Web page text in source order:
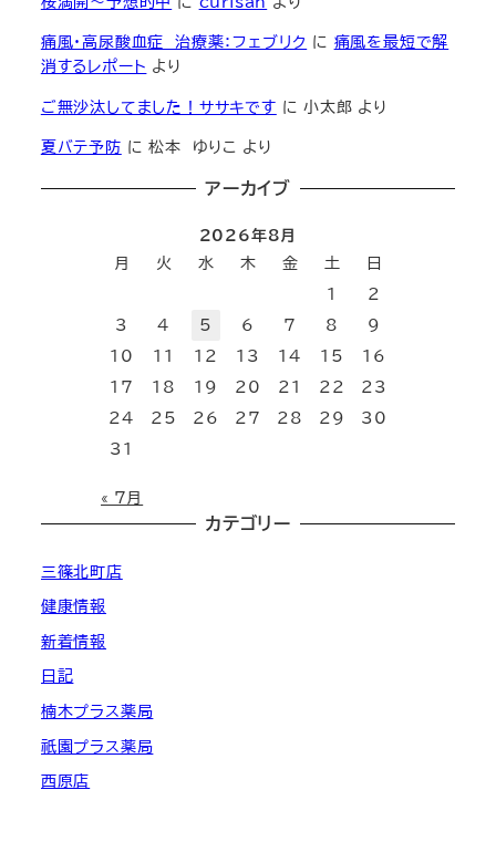
痛風・高尿酸血症 治療薬：フェブリク に 痛風を最短で解
消するレポート より
ご無沙汰してました！ササキです に小太郎 より
夏バテ予防 に松本 ゆりこ より
アーカイブ
2026年8月
月
火 水 木 金 土
日
1
2
3
4 5 6 7 8
9
10
11 12 13 14 15
16
17
18 19 20 21 22
23
24
25 26 27 28 29
30
31
« 7月
カテゴリー
三篠北町店
健康情報
新着情報
日記
楠木プラス薬局
祇園プラス薬局
西原店